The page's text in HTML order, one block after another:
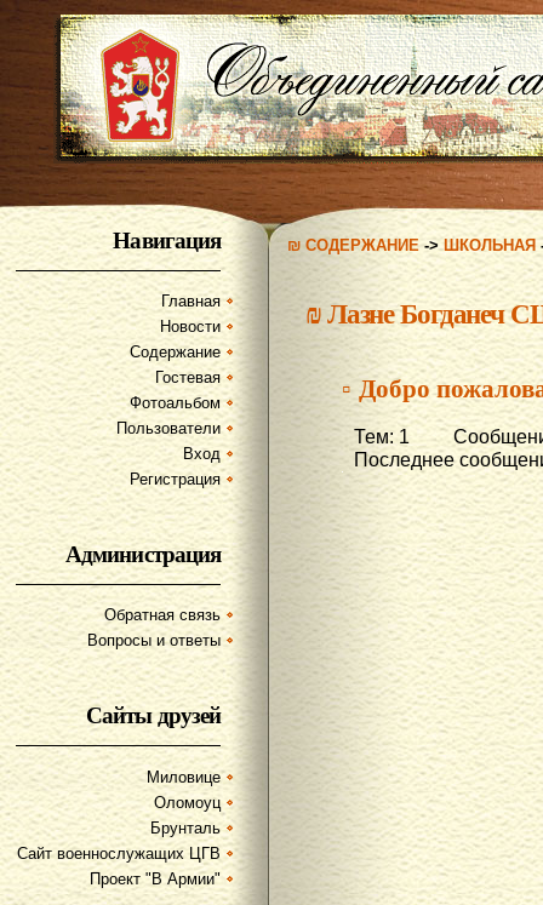
Навигация
Главная
Новости
Содержание
Гостевая
Фотоальбом
Пользователи
Вход
Регистрация
Администрация
Обратная связь
Вопросы и ответы
Сайты друзей
Миловице
Оломоуц
Брунталь
Сайт военнослужащих ЦГВ
Проект "В Армии"
₪ СОДЕРЖАНИЕ->ШКОЛЬНАЯ
₪Лазне Богданеч
▫ Добро
Тем: 1
Последнее